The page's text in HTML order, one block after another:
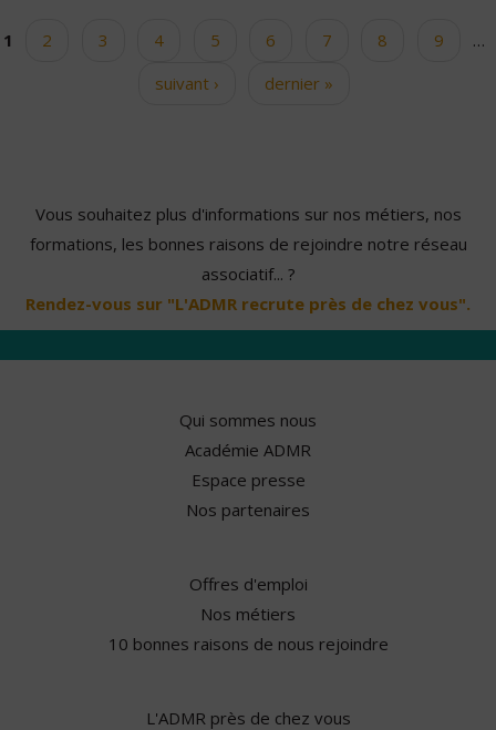
Pages
1 2 3 4 5 6 7 8 9
…
suivant ›
dernier »
Vous souhaitez plus d'informations sur nos métiers, nos
formations, les bonnes raisons de rejoindre notre réseau
associatif... ?
Rendez-vous sur "L'ADMR recrute près de chez vous".
Qui sommes nous
Académie ADMR
Espace presse
Nos partenaires
Offres d'emploi
Nos métiers
10 bonnes raisons de nous rejoindre
L'ADMR près de chez vous